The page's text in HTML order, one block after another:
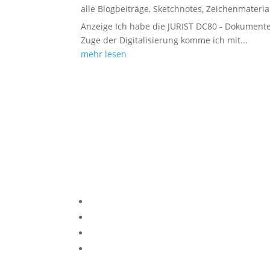
alle Blogbeiträge,Sketchnotes,
Anzeige Ich habe die JURIST DC80 -
Zuge der Digitalisierung komme ich mit...
mehr lesen